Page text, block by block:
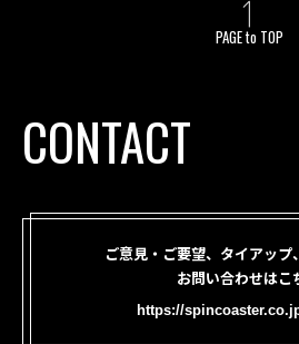
PAGE to TOP
CONTACT
ご意見・ご要望、タイアップ
お問い合わせはこ
https://